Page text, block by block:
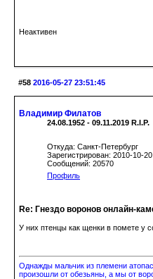
Неактивен
#58 2016-05-27 23:51:45
Владимир Филатов
24.08.1952 - 09.11.2019 R.I.P.
Откуда: Санкт-Петербург
Зарегистрирован: 2010-10-20
Сообщений: 20570
Профиль
Re: Гнездо воронов онлайн-
У них птенцы как щенки в помете у
Однажды мальчик из племени
произошли от обезьяны, а мы от